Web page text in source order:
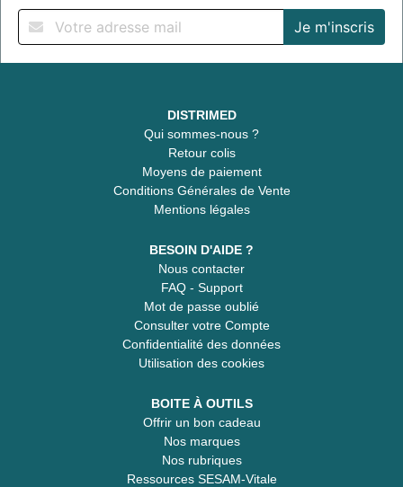
DISTRIMED
Qui sommes-nous ?
Retour colis
Moyens de paiement
Conditions Générales de Vente
Mentions légales
BESOIN D'AIDE ?
Nous contacter
FAQ - Support
Mot de passe oublié
Consulter votre Compte
Confidentialité des données
Utilisation des cookies
BOITE À OUTILS
Offrir un bon cadeau
Nos marques
Nos rubriques
Ressources SESAM-Vitale